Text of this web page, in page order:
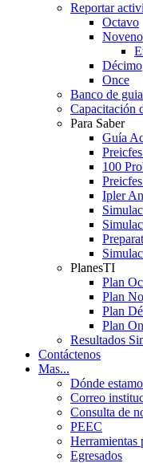
Reportar
Octavo
Noveno
Décimo
Once
Banco de
Capacitación
Para Saber
Guía
100
Ipler
PlanesTI
Plan
Plan
Plan
Plan
Resultados
Contáctenos
Mas...
Dónde
Correo
Consulta de
PEEC
Herramientas
Egresados